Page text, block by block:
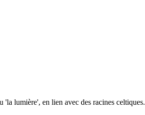
lumière', en lien avec des racines celtiques.